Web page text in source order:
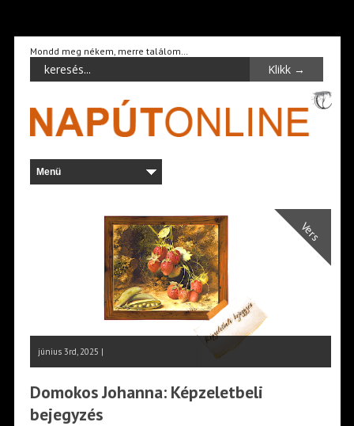
Mondd meg nékem, merre találom…
Vers
június 3rd, 2025 |
Domokos Johanna: Képzeletbeli
bejegyzés